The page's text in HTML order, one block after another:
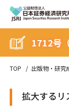
TOP 出版物・研究
1712号
拡大するリ